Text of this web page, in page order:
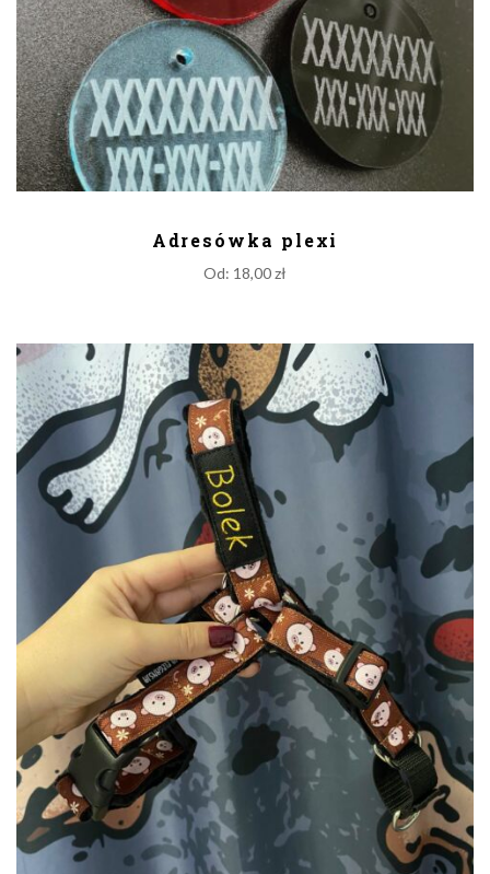
Adresówka plexi
Od: 18,00zł